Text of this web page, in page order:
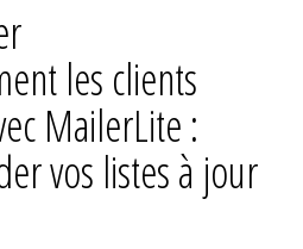
les clients
MailerLite :
vos listes à jour